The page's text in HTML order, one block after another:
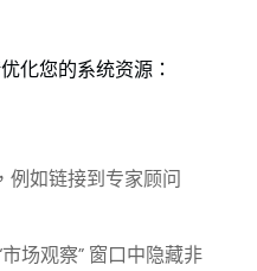
化您的系统资源：
例如链接到专家顾问
场观察” 窗口中隐藏非